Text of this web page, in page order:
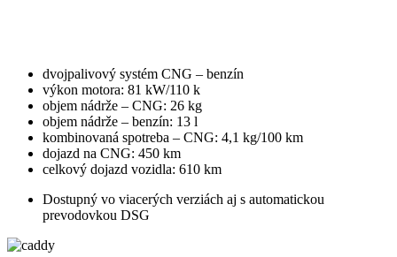
dvojpalivový systém CNG – benzín
výkon motora: 81 kW/110 k
objem nádrže – CNG: 26 kg
objem nádrže – benzín: 13 l
kombinovaná spotreba – CNG: 4,1 kg/100 km
dojazd na CNG: 450 km
celkový dojazd vozidla: 610 km
Dostupný vo viacerých verziách aj s automatickou
prevodovkou DSG